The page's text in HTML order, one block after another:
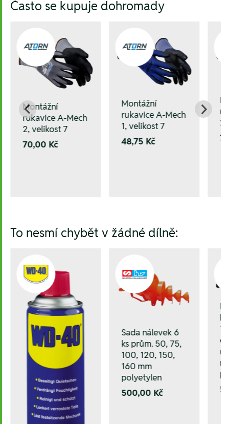
Často se kupuje dohromady
Montážní
rukavice A-Mech
2, velikost 7
70,00 Kč
Montážní
rukavice A-Mech
1, velikost 7
48,75 Kč
To nesmí chybět v žádné dílně:
Sada nálevek 6
ks prům. 50, 75,
100, 120, 150,
160 mm
polyetylen
500,00 Kč